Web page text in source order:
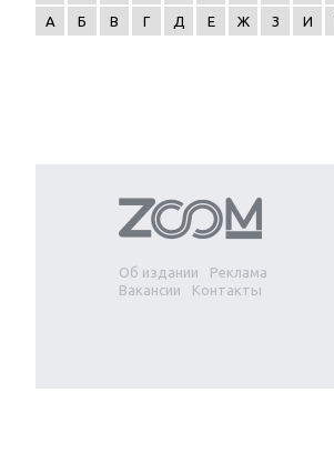
А
Б В Г Д Е Ж З И
Об издании
Реклама
Вакансии
Контакты